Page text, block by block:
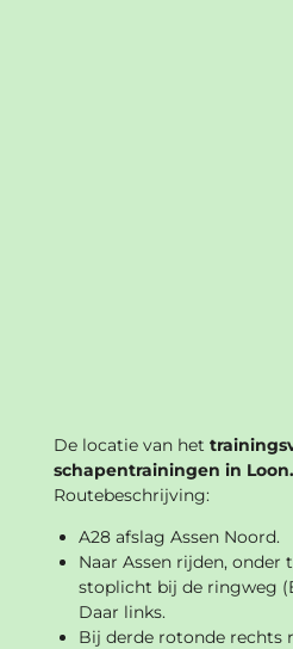
De locatie van het
schapentrainingen in Loon.
Routebeschrijving:
A28 afslag Assen Noord.
Naar Assen rijden,
stoplicht bij de ringweg
Daar links.
Bij derde rotonde rechts